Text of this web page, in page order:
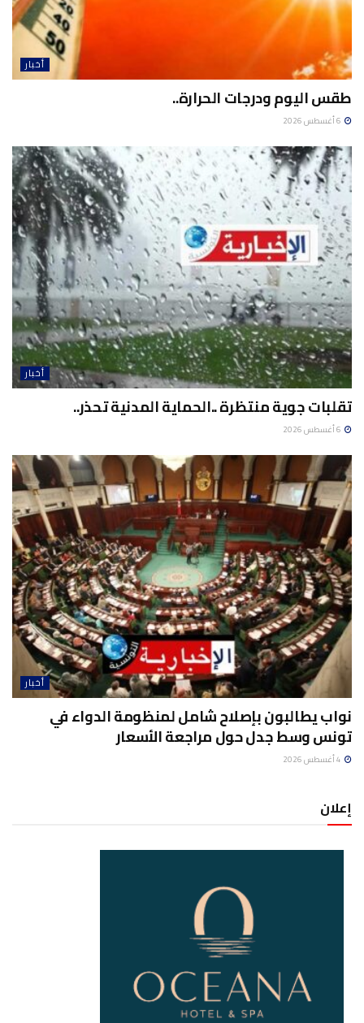
أخبار
طقس اليوم ودرجات الحرارة..
أخبار
تقلبات جوية منتظرة ..الحماية المدنية تحذر..
أخبار
نواب يطالبون بإصلاح شامل لمنظومة الدواء في
تونس وسط جدل حول مراجعة الأسعار
إعلان